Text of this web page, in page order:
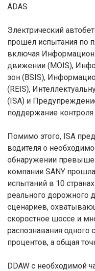
ADAS.
Электрический
прошел испытания по
включая
движении (MOIS),
зон (BSIS),
(REIS),
(ISA) и
поддержание контроля
Помимо этого, ISA
водителя о
обнаружении
компании SANY
испытаний в 10
реального дорожного
сценариев,
скоростное шоссе и
распознавания
процентов, а общая
DDAW с необходимой